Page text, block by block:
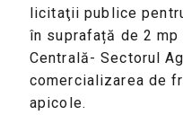
licitaţii publice
în suprafață de 2
Centrală- Sectorul
comercializarea de
apicole.